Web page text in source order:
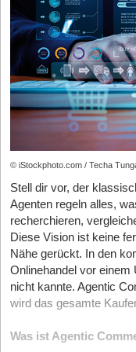
verfügen.
Daten zeigen, dass
proaktiv nutzen, ihre
steigern konnten, da
primären
sind durch die
der erweiterten
12 Prozent gestiegen,
in lokalen Hubs wie
Logistikzentrum Wien-
Social Commerce 2.0:
algorithmische
Der Social Commerce
zu einem tragenden
2026 generiert TikTok
darunter Deutschland,
Erhöhung der
der 18- bis 34-Jährigen
© iStockphoto.com / Techa
Stell dir vor, der
Agenten regeln alles,
recherchieren,
Diese Vision ist keine
Nähe gerückt. In den
Onlinehandel vor
nicht kannte. Agentic
wird das gesamte
Was ist Agentic